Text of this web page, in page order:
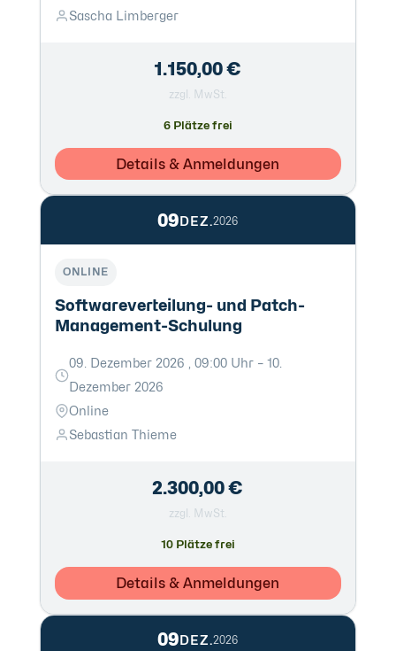
Sascha Limberger
1.150,00 €
zzgl. MwSt.
6 Plätze frei
Details & Anmeldungen
09DEZ.2026
ONLINE
Softwareverteilung- und Patch-
Management-Schulung
09. Dezember 2026 , 09:00 Uhr – 10.
Dezember 2026
Online
Sebastian Thieme
2.300,00 €
zzgl. MwSt.
10 Plätze frei
Details & Anmeldungen
09 DEZ.2026